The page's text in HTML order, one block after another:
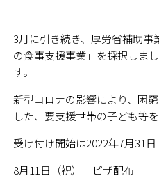
3月に引き続き、厚労省補助事
の食事支援事業」を採択しま
す。
新型コロナの影響により、困
した、要支援世帯の子ども等
受け付け開始は2022年7月31
8月11日（祝） ピザ配布